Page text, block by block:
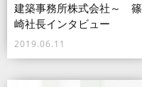
建築事務所株式会社～ 篠
崎社長インタビュー
2019.06.11